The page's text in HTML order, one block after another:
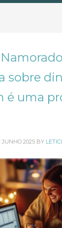
sobre
é uma
JUNHO 2025 BY